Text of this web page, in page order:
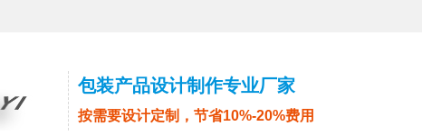
包装产品设计制作专业厂家
按需要设计定制，节省10%-20%费用